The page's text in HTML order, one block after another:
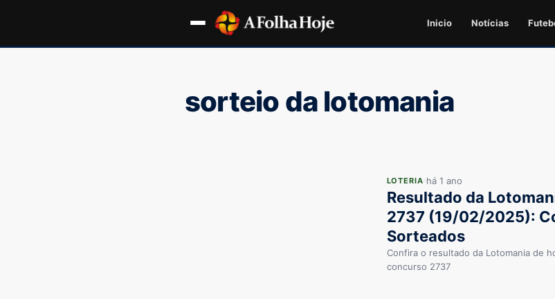
Inicio Notícias
sorteio da lotomania
LOTERIA há 1 ano
Resultado da
2737 (19/02/2025):
Sorteados
Confira o resultado da Lotomania de
concurso 2737